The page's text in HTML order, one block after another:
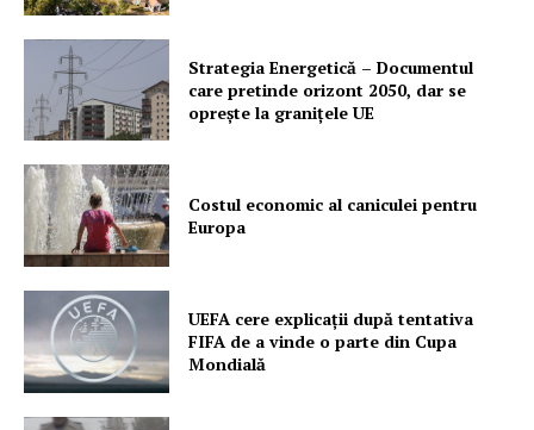
PRESShub
Despre noi / Echipa
Rețea
Contact
Strategia Energetică – Documentul
care pretinde orizont 2050, dar se
oprește la granițele UE
Costul economic al caniculei pentru
Europa
UEFA cere explicații după tentativa
FIFA de a vinde o parte din Cupa
Mondială